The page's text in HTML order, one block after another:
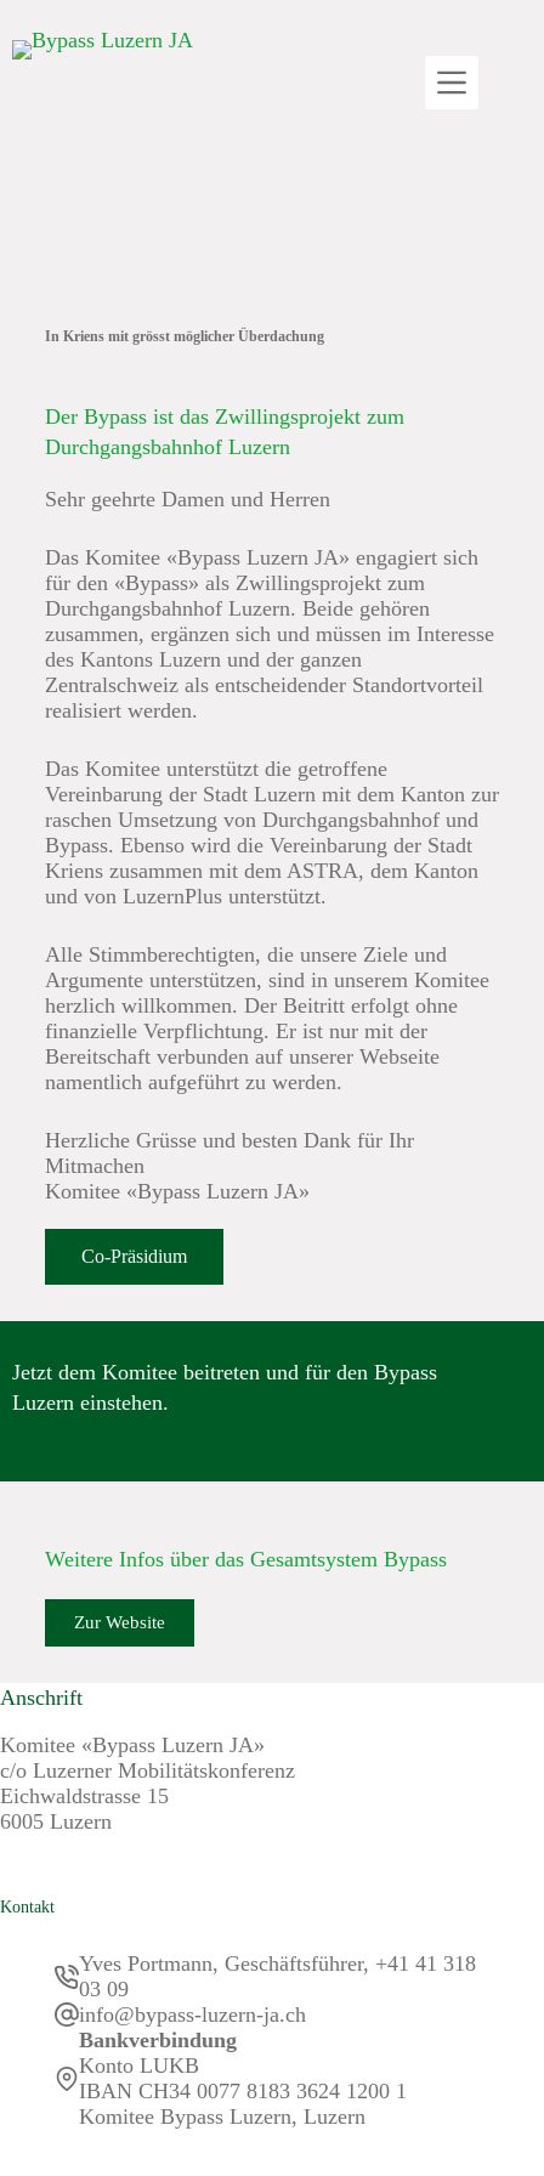
In Kriens mit grösst möglicher Überdachung
Der Bypass ist das Zwillingsprojekt zum
Durchgangs­bahnhof Luzern
Sehr geehrte Damen und Herren
Das Komitee «Bypass Luzern JA» engagiert sich
für den «Bypass» als Zwillingsprojekt zum
Durchgangsbahnhof Luzern. Beide gehören
zusammen, ergänzen sich und müssen im Interesse
des Kantons Luzern und der ganzen
Zentralschweiz als entscheidender Standortvorteil
realisiert werden.
Das Komitee unterstützt die getroffene
Vereinbarung der Stadt Luzern mit dem Kanton zur
raschen Umsetzung von Durchgangsbahnhof und
Bypass. Ebenso wird die Vereinbarung der Stadt
Kriens zusammen mit dem ASTRA, dem Kanton
und von LuzernPlus unterstützt.
Alle Stimmberechtigten, die unsere Ziele und
Argumente unterstützen, sind in unserem Komitee
herzlich willkommen. Der Beitritt erfolgt ohne
finanzielle Verpflichtung. Er ist nur mit der
Bereitschaft verbunden auf unserer Webseite
namentlich aufgeführt zu werden.
Herzliche Grüsse und besten Dank für Ihr
Mitmachen
Komitee «Bypass Luzern JA»
Co-Präsidium
Jetzt dem Komitee beitreten und für den Bypass
Luzern einstehen.
Weitere Infos über das Gesamtsystem Bypass
Zur Website
Anschrift
Komitee «Bypass Luzern JA»
c/o Luzerner Mobilitätskonferenz
Eichwaldstrasse 15
6005 Luzern
Kontakt
Yves Portmann, Geschäftsführer, +41 41 318
03 09
info@bypass-luzern-ja.ch
Bankverbindung
Konto LUKB
IBAN CH34 0077 8183 3624 1200 1
Komitee Bypass Luzern, Luzern